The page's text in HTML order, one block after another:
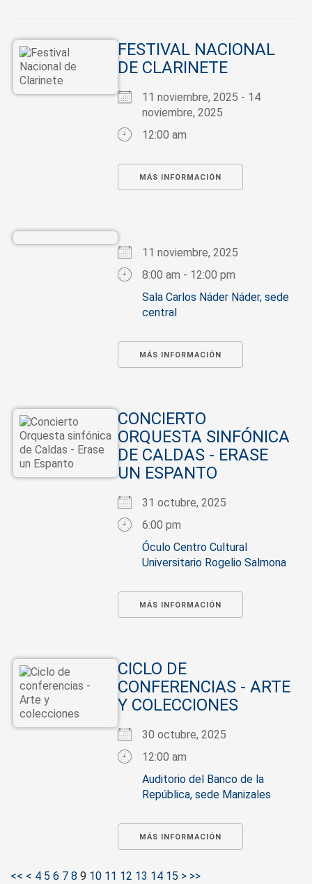
FESTIVAL NACIONAL
DE CLARINETE
11 noviembre, 2025 - 14
noviembre, 2025
12:00 am
MÁS INFORMACIÓN
11 noviembre, 2025
8:00 am - 12:00 pm
Sala Carlos Náder Náder, sede
central
MÁS INFORMACIÓN
CONCIERTO
ORQUESTA SINFÓNICA
DE CALDAS - ERASE
UN ESPANTO
31 octubre, 2025
6:00 pm
Óculo Centro Cultural
Universitario Rogelio Salmona
MÁS INFORMACIÓN
CICLO DE
CONFERENCIAS - ARTE
Y COLECCIONES
30 octubre, 2025
12:00 am
Auditorio del Banco de la
República, sede Manizales
MÁS INFORMACIÓN
<< < 4 5 6 7 8 9 10 11 12 13 14 15 > >>